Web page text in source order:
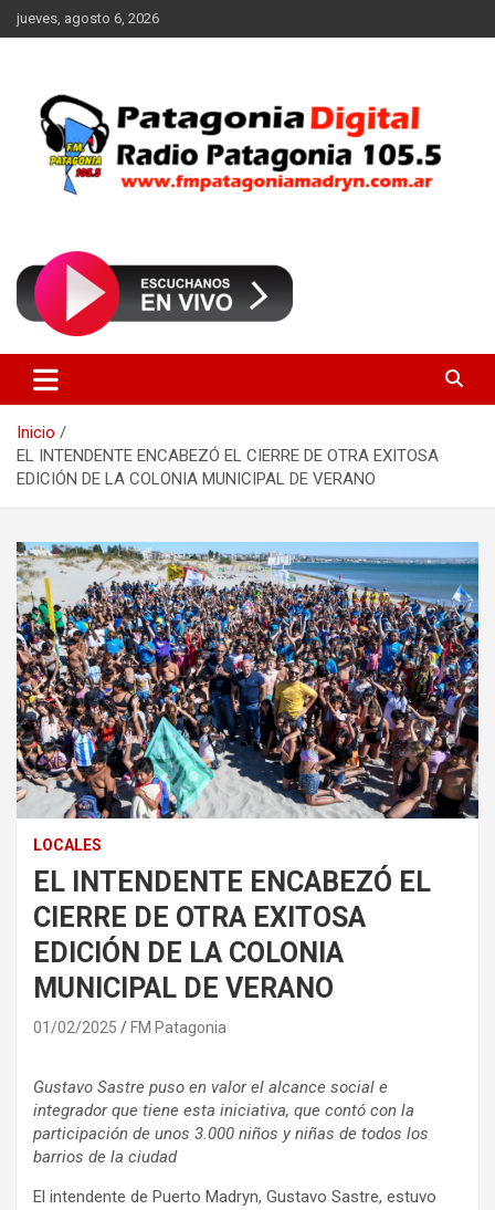
Saltar
al
jueves, agosto 6, 2026
FM Patagonia Madryn
Inicio
EL INTENDENTE ENCABEZÓ EL CIERRE DE OTRA EXITOSA
EDICIÓN DE LA COLONIA MUNICIPAL DE VERANO
LOCALES
EL INTENDENTE ENCABEZÓ EL
CIERRE DE OTRA EXITOSA
EDICIÓN DE LA COLONIA
MUNICIPAL DE VERANO
01/02/2025 FM Patagonia
Gustavo Sastre puso en valor el alcance social e
integrador que tiene esta iniciativa, que contó con la
participación de unos 3.000 niños y niñas de todos los
barrios de la ciudad
El intendente de Puerto Madryn, Gustavo Sastre, estuvo